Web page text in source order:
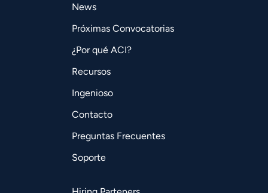
News
Próximas Convocatorias
¿Por qué ACI?
Recursos
Ingenioso
Contacto
Preguntas Frecuentes
Soporte